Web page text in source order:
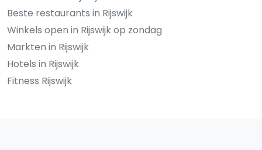
Beste restaurants in Rijswijk
Winkels open in Rijswijk op zondag
Markten in Rijswijk
Hotels in Rijswijk
Fitness Rijswijk